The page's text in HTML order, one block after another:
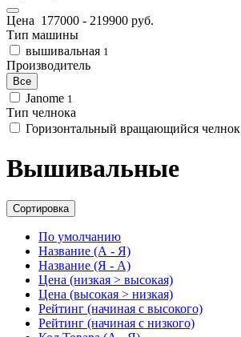
Цена 177000 - 219900 руб.
Тип машины
вышивальная 1
Производитель
Все
Janome 1
Тип челнока
Горизонтальный вращающийся челнок
Вышивальные
Сортировка
По умолчанию
Название (А - Я)
Название (Я - А)
Цена (низкая > высокая)
Цена (высокая > низкая)
Рейтинг (начиная с высокого)
Рейтинг (начиная с низкого)